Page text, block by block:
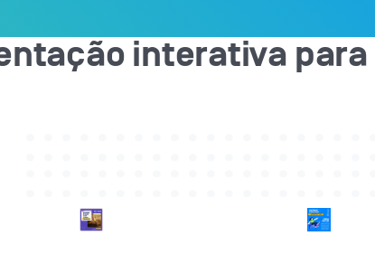
interativa para